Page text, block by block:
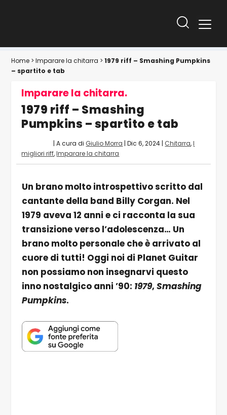
Home >Imparare la chitarra >1979 riff – Smashing Pumpkins
– spartito e tab
Imparare la chitarra.
1979 riff – Smashing
Pumpkins – spartito e tab
| A cura di Giulio Morra |Dic 6, 2024 | Chitarra,I
migliori riff,Imparare la chitarra
Un brano molto introspettivo scritto dal
cantante della band Billy Corgan. Nel
1979 aveva 12 anni e ci racconta la sua
transizione verso l’adolescenza… Un
brano molto personale che è arrivato al
cuore di tutti! Oggi noi di Planet Guitar
non possiamo non insegnarvi questo
inno nostalgico anni ’90: 1979, Smashing
Pumpkins.